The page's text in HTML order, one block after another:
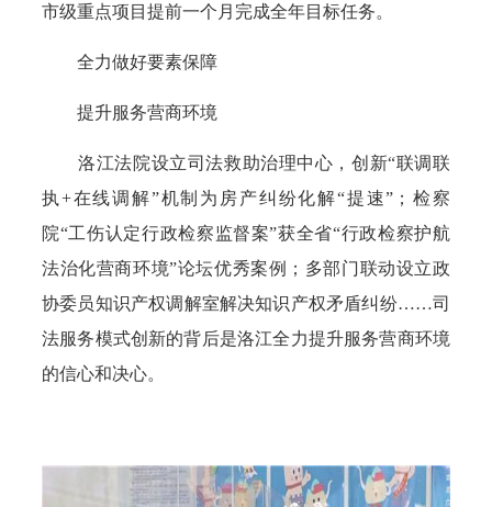
市级重点项目提前一个月完成全年目标任务。
全力做好要素保障
提升服务营商环境
洛江法院设立司法救助治理中心，创新“联调联
执+在线调解”机制为房产纠纷化解“提速”；检察
院“工伤认定行政检察监督案”获全省“行政检察护航
法治化营商环境”论坛优秀案例；多部门联动设立政
协委员知识产权调解室解决知识产权矛盾纠纷……司
法服务模式创新的背后是洛江全力提升服务营商环境
的信心和决心。